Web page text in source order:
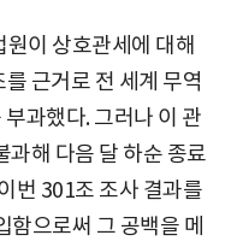
이 상호관세에 대해
근거로 전 세계 무역
과했다. 그러나 이 관
과해 다음 달 하순 종료
번 301조 조사 결과를
함으로써 그 공백을 메